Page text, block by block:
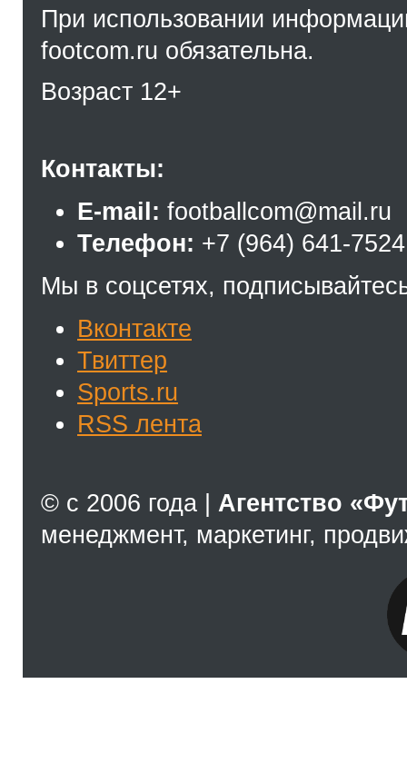
При использовании
footcom.ru обязательна.
Возраст 12+
Контакты:
E-mail: footballcom@mail.ru
Телефон: +7 (964) 641-7524
Мы в соцсетях,
Вконтакте
Твиттер
Sports.ru
RSS лента
© с 2006 года | Агентство
менеджмент, маркетинг,